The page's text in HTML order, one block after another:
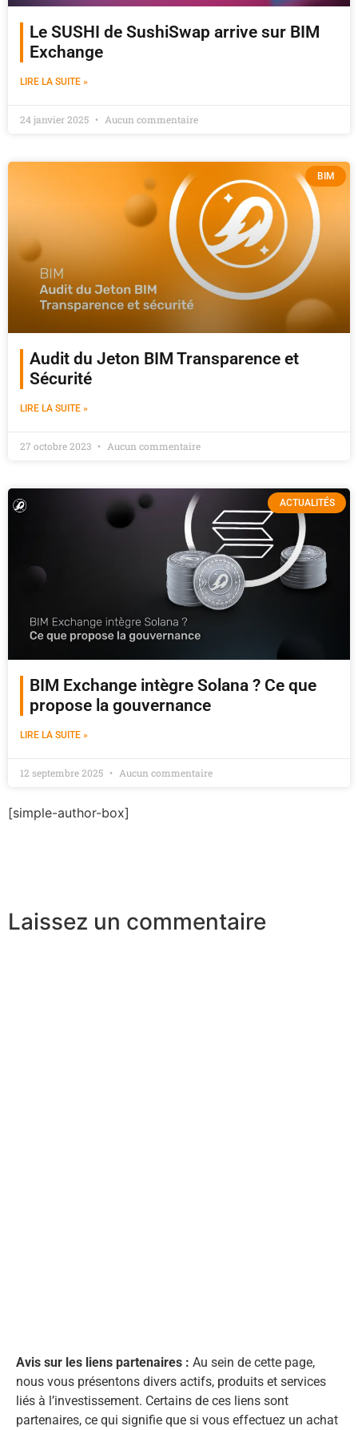
Le SUSHI de SushiSwap arrive sur BIM
Exchange
LIRE LA SUITE »
24 janvier 2025 Aucun commentaire
BIM
Audit du Jeton BIM Transparence et
Sécurité
LIRE LA SUITE »
27 octobre 2023 Aucun commentaire
ACTUALITÉS
BIM Exchange intègre Solana ? Ce que
propose la gouvernance
LIRE LA SUITE »
12 septembre 2025 Aucun commentaire
[simple-author-box]
Laissez un commentaire
Avis sur les liens partenaires : Au sein de cette page,
nous vous présentons divers actifs, produits et services
liés à l’investissement. Certains de ces liens sont
partenaires, ce qui signifie que si vous effectuez un achat